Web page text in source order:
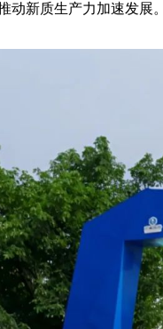
动新质生产力加速发展。